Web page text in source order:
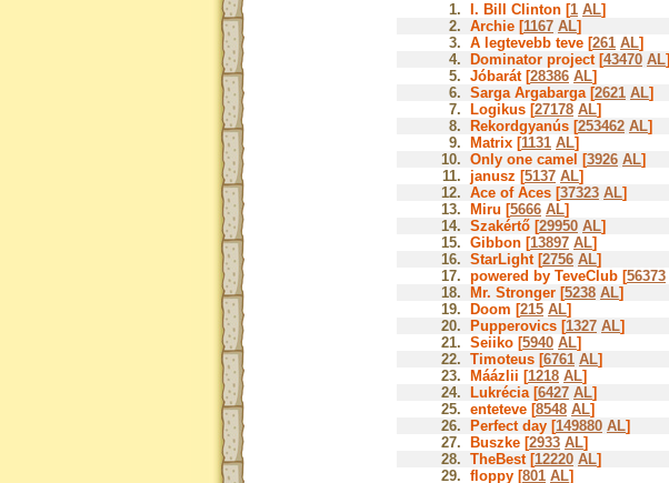
1. I. Bill Clinton [1 AL]
2. Archie [1167 AL]
3. A legtevebb teve [261 AL]
4.
Dominator project [43470 AL]
5. Jóbarát [28386 AL]
6. Sarga Argabarga [2621 AL]
7.
Logikus [27178 AL]
8.
Rekordgyanús [253462 AL]
9.
Matrix [1131 AL]
10. Only one camel [3926 AL]
11. janusz [5137 AL]
12. Ace of Aces [37323 AL]
13.
Miru [5666 AL]
14. Szakértő [29950 AL]
15. Gibbon [13897 AL]
16. StarLight [2756 AL]
17. powered by TeveClub [56373
18.
Mr. Stronger [5238 AL]
19.
Doom [215 AL]
20.
Pupperovics [1327 AL]
21. Seiiko [5940 AL]
22. Timoteus [6761 AL]
23.
Máázlii [1218 AL]
24.
Lukrécia [6427 AL]
25. enteteve [8548 AL]
26.
Perfect day [149880 AL]
27.
Buszke [2933 AL]
28. TheBest [12220 AL]
29. floppy [801 AL]